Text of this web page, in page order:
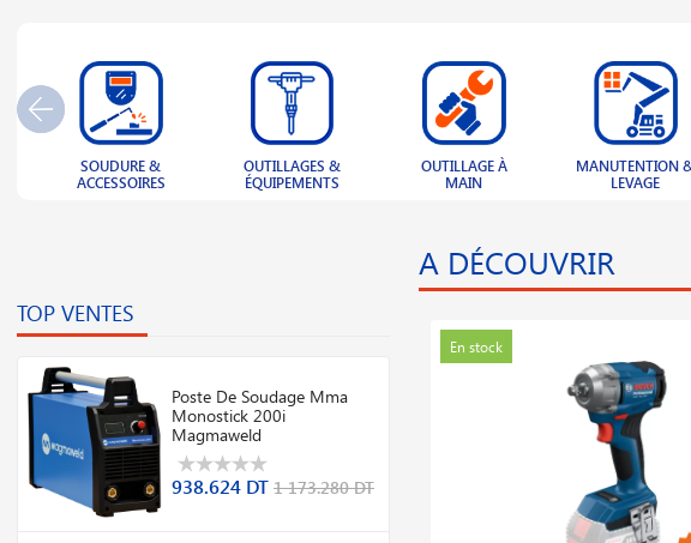
OUTLET
PLAQUE PLASTIQUE
ECLAIRAGE
OUTILLAGES &
ÉQUIPEMENTS
OUTILLAGE À
MAIN
MANUTENTION &
LEVAGE
EQUIPEMENT DE
SÉCURITÉ
TOP VENTES
Poste De Soudage Mma
Monostick 200i
Magmaweld
938.624 DT 1 173.280 DT
A DÉCOUVRIR
En stock